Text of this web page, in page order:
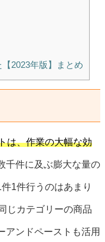
2023年版】まとめ
は、作業の大幅な効
千件に及ぶ膨大な量の
1件行うのはあまり
じカテゴリーの商品
アンドペーストも活用